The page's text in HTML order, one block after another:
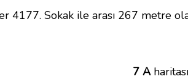
4177. Sokak ile arası 267 metre
7 A